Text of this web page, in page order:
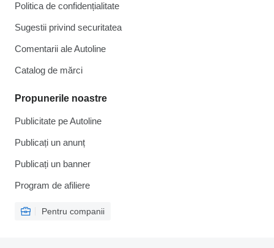
Politica de confidențialitate
Sugestii privind securitatea
Comentarii ale Autoline
Catalog de mărcі
Propunerile noastre
Publicitate pe Autoline
Publicați un anunț
Publicați un banner
Program de afiliere
Pentru companii